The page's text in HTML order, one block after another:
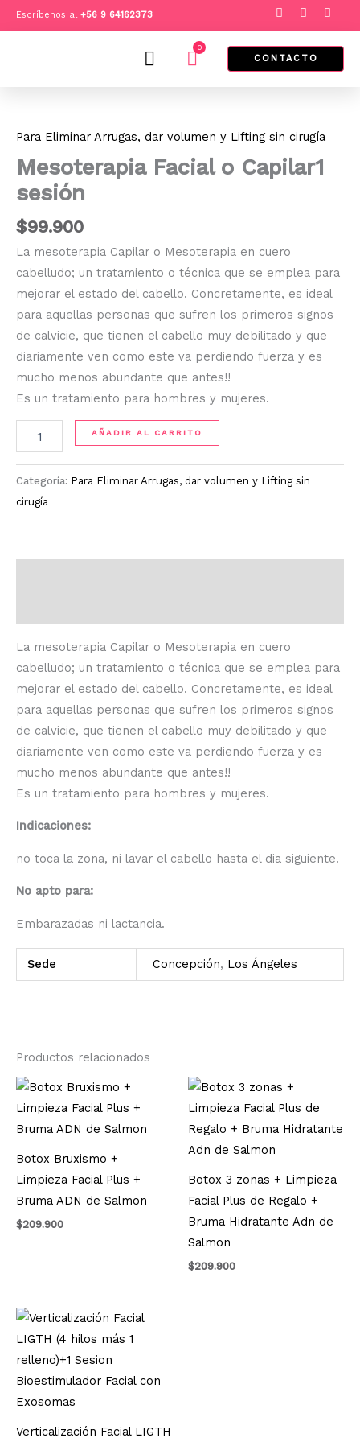
al
Escríbenos al +56 9 64162373
F
a
c
e
b
o
I
n
s
t
a
g
T
i
k
t
k
0
Cart CONTACTO
Para Eliminar Arrugas, dar volumen y Lifting sin cirugía
Mesoterapia Facial o Capilar1
sesión
$99.900
La mesoterapia Capilar o Mesoterapia en cuero
cabelludo; un tratamiento o técnica que se emplea para
mejorar el estado del cabello. Concretamente, es ideal
para aquellas personas que sufren los primeros signos
de calvicie, que tienen el cabello muy debilitado y que
diariamente ven como este va perdiendo fuerza y es
mucho menos abundante que antes!!
Es un tratamiento para hombres y mujeres.
Capilar1
sesión
cantidad
AÑADIR AL CARRITO
Categoría: Para Eliminar Arrugas, dar volumen y Lifting sin
cirugía
La mesoterapia Capilar o Mesoterapia en cuero
cabelludo; un tratamiento o técnica que se emplea para
mejorar el estado del cabello. Concretamente, es ideal
para aquellas personas que sufren los primeros signos
de calvicie, que tienen el cabello muy debilitado y que
diariamente ven como este va perdiendo fuerza y es
mucho menos abundante que antes!!
Es un tratamiento para hombres y mujeres.
Indicaciones:
no toca la zona, ni lavar el cabello hasta el dia siguiente.
No apto para:
Embarazadas ni lactancia.
Sede Concepción, Los Ángeles
Productos relacionados
Botox Bruxismo +
Limpieza Facial Plus +
Bruma ADN de Salmon
$209.900
Botox 3 zonas + Limpieza
Facial Plus de Regalo +
Bruma Hidratante Adn de
Salmon
$209.900
Verticalización Facial LIGTH